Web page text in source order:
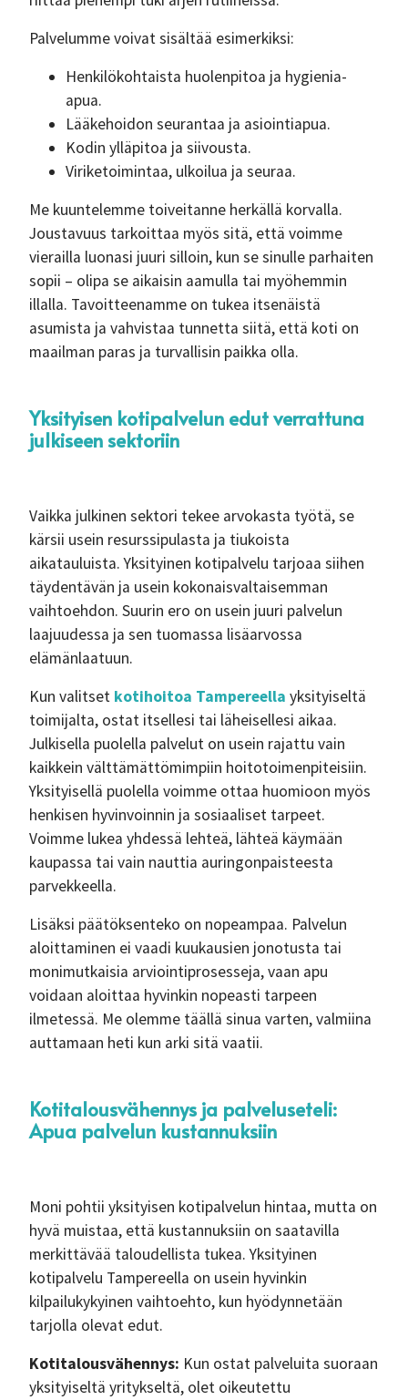
Palvelumme voivat sisältää esimerkiksi:
Henkilökohtaista huolenpitoa ja hygienia-
apua.
Lääkehoidon seurantaa ja asiointiapua.
Kodin ylläpitoa ja siivousta.
Viriketoimintaa, ulkoilua ja seuraa.
Me kuuntelemme toiveitanne herkällä korvalla.
Joustavuus tarkoittaa myös sitä, että voimme
vierailla luonasi juuri silloin, kun se sinulle parhaiten
sopii – olipa se aikaisin aamulla tai myöhemmin
illalla. Tavoitteenamme on tukea itsenäistä
asumista ja vahvistaa tunnetta siitä, että koti on
maailman paras ja turvallisin paikka olla.
Yksityisen kotipalvelun edut verrattuna
julkiseen sektoriin
Vaikka julkinen sektori tekee arvokasta työtä, se
kärsii usein resurssipulasta ja tiukoista
aikatauluista. Yksityinen kotipalvelu tarjoaa siihen
täydentävän ja usein kokonaisvaltaisemman
vaihtoehdon. Suurin ero on usein juuri palvelun
laajuudessa ja sen tuomassa lisäarvossa
elämänlaatuun.
Kun valitset kotihoitoa Tampereella yksityiseltä
toimijalta, ostat itsellesi tai läheisellesi aikaa.
Julkisella puolella palvelut on usein rajattu vain
kaikkein välttämättömimpiin hoitotoimenpiteisiin.
Yksityisellä puolella voimme ottaa huomioon myös
henkisen hyvinvoinnin ja sosiaaliset tarpeet.
Voimme lukea yhdessä lehteä, lähteä käymään
kaupassa tai vain nauttia auringonpaisteesta
parvekkeella.
Lisäksi päätöksenteko on nopeampaa. Palvelun
aloittaminen ei vaadi kuukausien jonotusta tai
monimutkaisia arviointiprosesseja, vaan apu
voidaan aloittaa hyvinkin nopeasti tarpeen
ilmetessä. Me olemme täällä sinua varten, valmiina
auttamaan heti kun arki sitä vaatii.
Kotitalousvähennys ja palveluseteli:
Apua palvelun kustannuksiin
Moni pohtii yksityisen kotipalvelun hintaa, mutta on
hyvä muistaa, että kustannuksiin on saatavilla
merkittävää taloudellista tukea. Yksityinen
kotipalvelu Tampereella on usein hyvinkin
kilpailukykyinen vaihtoehto, kun hyödynnetään
tarjolla olevat edut.
Kotitalousvähennys: Kun ostat palveluita suoraan
yksityiseltä yritykseltä, olet oikeutettu